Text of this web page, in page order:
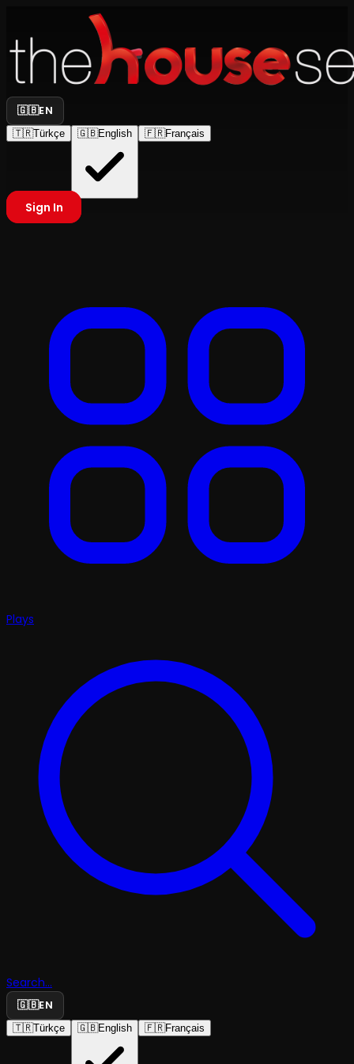
🇬🇧EN
🇹🇷Türkçe 🇬🇧English 🇫🇷Français
Sign In
Plays
Search...
🇬🇧EN
🇹🇷Türkçe 🇬🇧English 🇫🇷Français